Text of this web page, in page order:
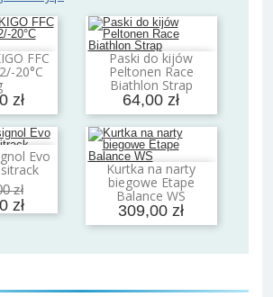
FFC
20°C
zł
Paski do kijów
Peltonen Race
Biathlon Strap
64,00 zł
Dodaj do koszyka
Evo
zł
zł
Kurtka na narty
biegowe Etape
Balance WS
309,00 zł
Dodaj do koszyka